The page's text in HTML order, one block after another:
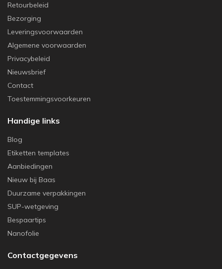
Retourbeleid
Bezorging
Leveringsvoorwaarden
Algemene voorwaarden
Privacybeleid
Nieuwsbrief
Contact
Toestemmingsvoorkeuren
Handige links
Blog
Etiketten templates
Aanbiedingen
Nieuw bij Baas
Duurzame verpakkingen
SUP-wetgeving
Bespaartips
Nanofolie
Contactgegevens